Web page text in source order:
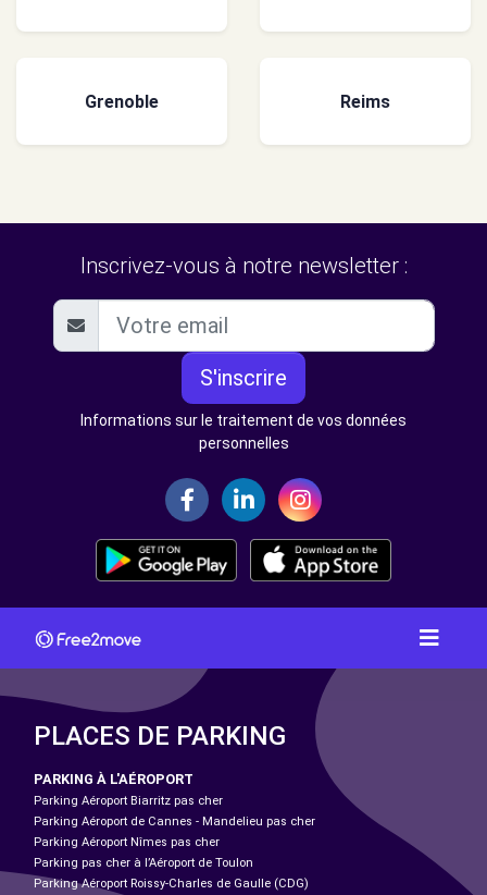
Grenoble Reims
Inscrivez-vous à notre newsletter :
S'inscrire
Informations sur le traitement de vos données
personnelles
PLACES DE PARKING
PARKING À L'AÉROPORT
Parking Aéroport Biarritz pas cher
Parking Aéroport de Cannes - Mandelieu pas cher
Parking Aéroport Nîmes pas cher
Parking pas cher à l’Aéroport de Toulon
Parking Aéroport Roissy-Charles de Gaulle (CDG)